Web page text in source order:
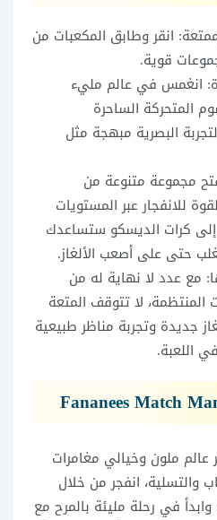
انقر وطابق المكعبات من
قوية.
انغمس في عالم مليء
المتحركة الساحرة
البصرية مبهجة مثل
مجموعة متنوعة من
للانفجار عبر المستويات
إلى كرات الديسكو ستساعدك
حتى على أصعب الألغاز.
مع عدد لا نهاية له من
المنتظمة، لا تتوقف المتعة
جديدة وتجربة مناظر طبيعية
اللعبة.
عالم ملون وخيالي مغامرات
والتسلية، انفجر من خلال
في رحلة مليئة بالمرح مع